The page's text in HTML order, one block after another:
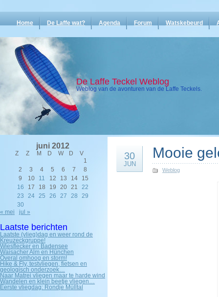
Home De Laffe wat? Agenda Forum Watskebeurd
De Laffe Teckel Weblog
Weblog van de avonturen van de Laffe Teckels.
juni 2012
Z Z M D W D
V
1
2
3 4 5 6 7
8
9
10 11 12 13 14
15
16
17 18 19 20 21
22
23
24 25 26 27 28
29
30
« mei
jul »
Laatste berichten
Laatste (vlieg)dag en weer rond de
Kreuzeckgruppe!
Wiesflecker en Badensee
Waisacher Alm en Hünchen
Overal omhoog en storm!
Hike & Fly, testvliegen, fietsen en
geologisch onderzoek…
Naar Matrei vliegen maar te harde wind
Wandelen en klein beetje vliegen…
Eerste vliegdag: Rondje Mülltal
30
JUN
Mooie
Weblog